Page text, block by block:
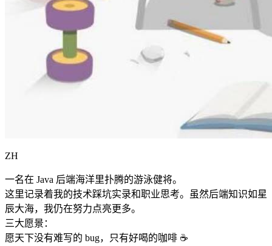
ZH
一名在 Java 后端海洋里扑腾的游泳健将。
这里记录着我的技术踩坑实录和职业思考。虽然后端知识如星
辰大海，我仍在努力点亮更多。
三大愿景：
愿天下没有难写的 bug，只有好喝的咖啡 ☕️